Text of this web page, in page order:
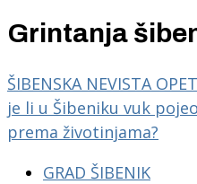
Grintanja
ŠIBENSKA NEVISTA
je li u Šibeniku vuk
prema životinjama?
GRAD ŠIBENIK